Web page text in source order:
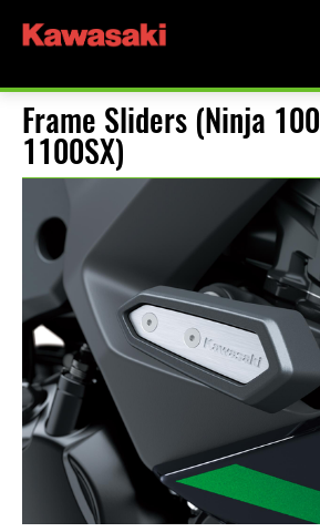
Frame Sliders (Ninja
1100SX)